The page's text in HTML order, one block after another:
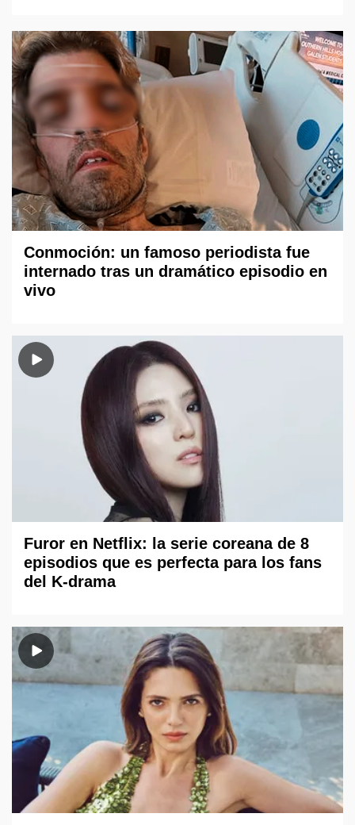
Conmoción: un famoso periodista fue
internado tras un dramático episodio en
vivo
Furor en Netflix: la serie coreana de 8
episodios que es perfecta para los fans
del K-drama